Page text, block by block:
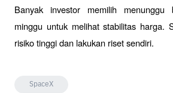
Banyak investor memilih menunggu
minggu untuk melihat stabilitas harga.
risiko tinggi dan lakukan riset sendiri.
SpaceX